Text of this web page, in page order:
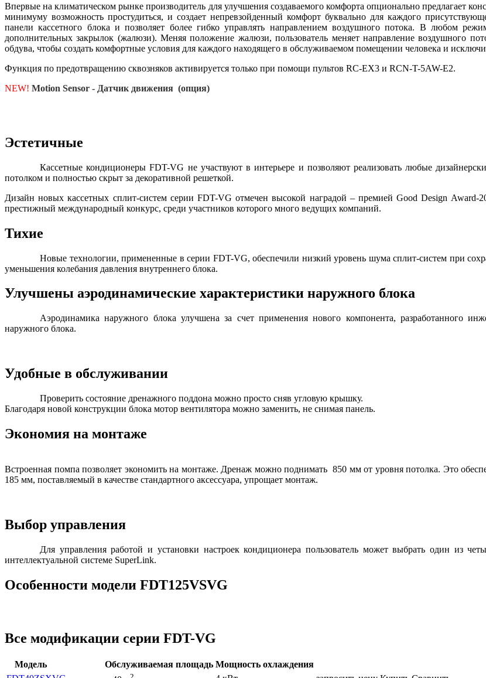
Впервые на климатическом рынке производитель для улучшения создаваемого комфорта опционально предлагает
минимуму возможность простудиться, и создает непревзойденный комфорт буквально для каждого
панели кассетного блока и позволяет более гибко управлять направлением воздушного потока. В любом
дополнительных закрылок (жалюзи). Меняя положение жалюзи, пользователь меняет направление воздушного
обдува, чтобы создать комфортные условия для каждого находящего в обслуживаемом помещении человека и
Функция по предотвращению сквозняков активируется только при помощи пультов RC-EX3 и RCN-T-5AW-E2.
NEW! Motion Sensor - Датчик движения (опция)
Эстетичные
Кассетные кондиционеры FDT-VG не участвуют в интерьере и позволяют реализовать любые
потолком и полностью скрыт за декоративной решеткой.
Дизайн новых кассетных сплит-систем серии FDT-VG отмечен высокой наградой – премией Good Design
престижный международный конкурс, среди участников которого много ведущих компаний.
Тихие
Новые технологии, примененные в серии FDT-VG, обеспечили низкий уровень шума сплит-систем при
уменьшения колебания давления внутреннего блока.
Улучшены аэродинамические характеристики наружного блока
Аэродинамика наружного блока улучшена за счет применения нового компонента, разработанного
наружного блока.
Удобные в обслуживании
Проверить состояние дренажного поддона можно просто сняв угловую крышку.
Благодаря новой конструкции блока мотор вентилятора можно заменить, не снимая панель.
Экономия на монтаже
Встроенная помпа позволяет экономить на монтаже. Дренаж можно поднимать 850 мм от уровня потолка. Это
185 мм, поставляемый в качестве стандартного аксессуара, упрощает монтаж.
Выбор управления
Для управления работой и установки настроек кондиционера пользователь может выбрать один из
интеллектуальной системе SuperLink.
Особенности модели FDT125VSVG
Все модификации серии FDT-VG
Модель Обслуживаемая площадь Мощность охлаждения